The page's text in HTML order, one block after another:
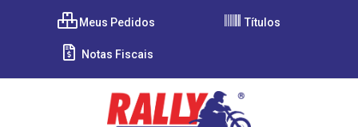
Meus Pedidos Títulos
Notas Fiscais